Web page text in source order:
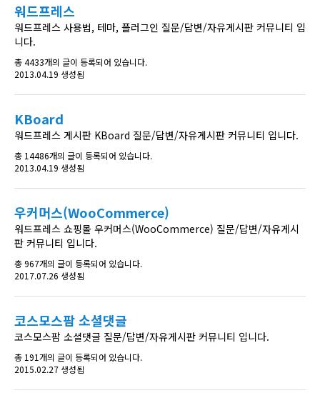
워드프레스
워드프레스 사용법, 테마, 플러그인 질문/답변/자유게시판 커뮤니티 입
니다.
총 4433개의 글이 등록되어 있습니다.
2013.04.19 생성됨
KBoard
워드프레스 게시판 KBoard 질문/답변/자유게시판 커뮤니티 입니다.
총 14486개의 글이 등록되어 있습니다.
2013.04.19 생성됨
우커머스(WooCommerce)
워드프레스 쇼핑몰 우커머스(WooCommerce) 질문/답변/자유게시
판 커뮤니티 입니다.
총 967개의 글이 등록되어 있습니다.
2017.07.26 생성됨
코스모스팜 소셜댓글
코스모스팜 소셜댓글 질문/답변/자유게시판 커뮤니티 입니다.
총 191개의 글이 등록되어 있습니다.
2015.02.27 생성됨